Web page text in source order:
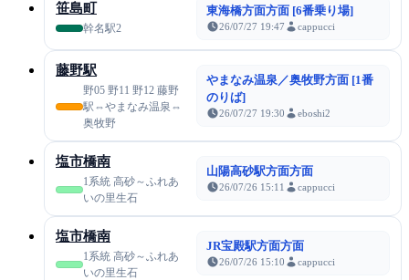
笹島町
幹名駅2
東海橋方面方面 [6番乗り場]
26/07/27 19:47 cappucci
藤野駅
野05 野11 野12 藤野
駅⇔やまなみ温泉⇔
奥牧野
やまなみ温泉／奥牧野方面 [1番
のりば]
26/07/27 19:30 eboshi2
塩市橋南
1系統 高砂～ふれあ
いの里生石
山陽高砂駅方面方面
26/07/26 15:11 cappucci
塩市橋南
1系統 高砂～ふれあ
いの里生石
JR宝殿駅方面方面
26/07/26 15:10 cappucci